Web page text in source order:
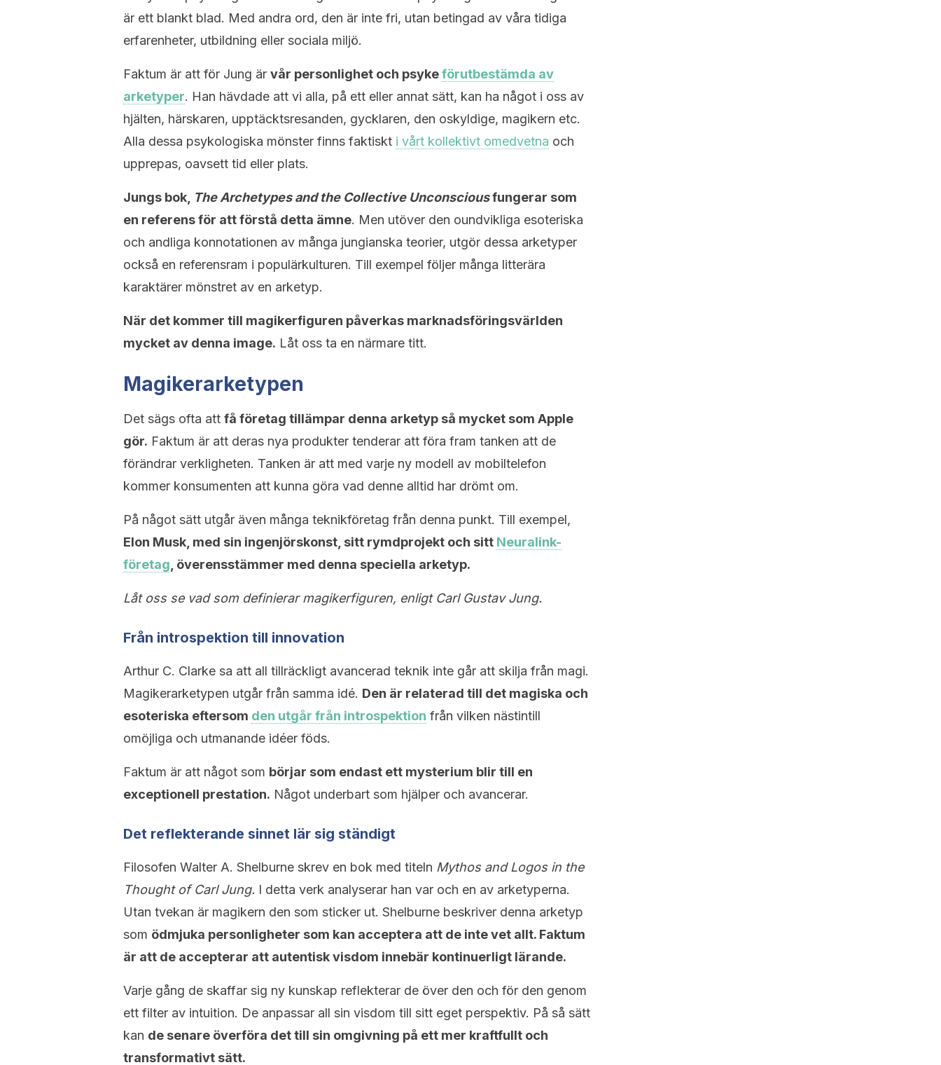
är ett blankt blad. Med andra ord, den är inte fri, utan betingad av våra tidiga
erfarenheter, utbildning eller sociala miljö.
Faktum är att för Jung är vår personlighet och psykeförutbestämda av
arketyper. Han hävdade att vi alla, på ett eller annat sätt, kan ha något i oss av
hjälten, härskaren, upptäcktsresanden, gycklaren, den oskyldige, magikern etc.
Alla dessa psykologiska mönster finns faktiskt i vårt kollektivt omedvetna och
upprepas, oavsett tid eller plats.
Jungs bok, The Archetypes and the Collective Unconsciousfungerar som
en referens för att förstå detta ämne. Men utöver den oundvikliga esoteriska
och andliga konnotationen av många jungianska teorier, utgör dessa arketyper
också en referensram i populärkulturen. Till exempel följer många litterära
karaktärer mönstret av en arketyp.
När det kommer till magikerfiguren påverkas marknadsföringsvärlden
mycket av denna image. Låt oss ta en närmare titt.
Magikerarketypen
Det sägs ofta att få företag tillämpar denna arketyp så mycket som Apple
gör. Faktum är att deras nya produkter tenderar att föra fram tanken att de
förändrar verkligheten. Tanken är att med varje ny modell av mobiltelefon
kommer konsumenten att kunna göra vad denne alltid har drömt om.
På något sätt utgår även många teknikföretag från denna punkt. Till exempel,
Elon Musk, med sin ingenjörskonst, sitt rymdprojekt och sitt Neuralink-
företag , överensstämmer med denna speciella arketyp.
Låt oss se vad som definierar magikerfiguren, enligt Carl Gustav Jung.
Från introspektion till innovation
Arthur C. Clarke sa att all tillräckligt avancerad teknik inte går att skilja från magi.
Magikerarketypen utgår från samma idé. Den är relaterad till det magiska och
esoteriska eftersom den utgår från introspektion från vilken nästintill
omöjliga och utmanande idéer föds.
Faktum är att något som börjar som endast ett mysterium blir till en
exceptionell prestation. Något underbart som hjälper och avancerar.
Det reflekterande sinnet lär sig ständigt
Filosofen Walter A. Shelburne skrev en bok med titeln Mythos and Logos in the
Thought of Carl Jung. I detta verk analyserar han var och en av arketyperna.
Utan tvekan är magikern den som sticker ut. Shelburne beskriver denna arketyp
som ödmjuka personligheter som kan acceptera att de inte vet allt. Faktum
är att de accepterar att autentisk visdom innebär kontinuerligt lärande.
Varje gång de skaffar sig ny kunskap reflekterar de över den och för den genom
ett filter av intuition. De anpassar all sin visdom till sitt eget perspektiv. På så sätt
kan de senare överföra det till sin omgivning på ett mer kraftfullt och
transformativt sätt.